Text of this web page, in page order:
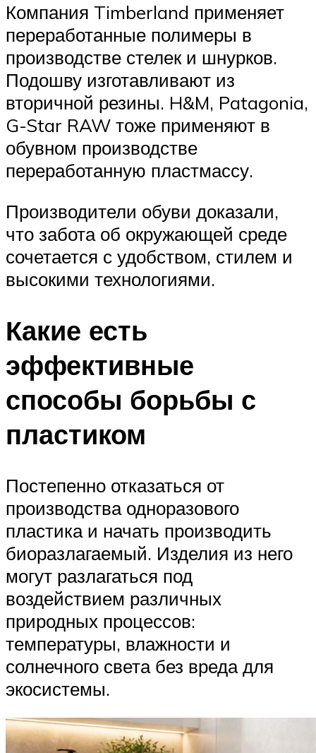
Компания Timberland применяет
переработанные полимеры в
производстве стелек и шнурков.
Подошву изготавливают из
вторичной резины. H&M, Patagonia,
G-Star RAW тоже применяют в
обувном производстве
переработанную пластмассу.
Производители обуви доказали,
что забота об окружающей среде
сочетается с удобством, стилем и
высокими технологиями.
Какие есть
эффективные
способы борьбы с
пластиком
Постепенно отказаться от
производства одноразового
пластика и начать производить
биоразлагаемый. Изделия из него
могут разлагаться под
воздействием различных
природных процессов:
температуры, влажности и
солнечного света без вреда для
экосистемы.